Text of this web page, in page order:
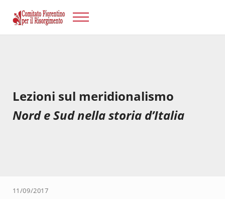
Risorgimento Firenze
Menu
Lezioni sul meridionalismo
Nord e Sud nella storia d’Italia
11/09/2017